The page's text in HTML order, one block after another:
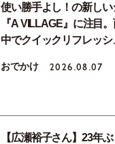
使い勝手よし！の新し
『A VILLAGE』に注目
中でクイックリフレッシ
おでかけ 2026.08.07
【広瀬裕子さん】23年